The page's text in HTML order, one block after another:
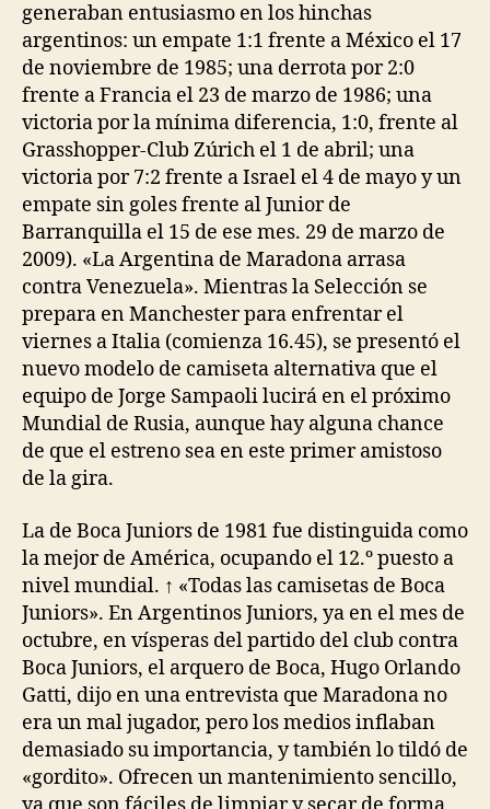
generaban entusiasmo en los hinchas
argentinos: un empate 1:1 frente a México el 17
de noviembre de 1985; una derrota por 2:0
frente a Francia el 23 de marzo de 1986; una
victoria por la mínima diferencia, 1:0, frente al
Grasshopper-Club Zúrich el 1 de abril; una
victoria por 7:2 frente a Israel el 4 de mayo y un
empate sin goles frente al Junior de
Barranquilla el 15 de ese mes. 29 de marzo de
2009). «La Argentina de Maradona arrasa
contra Venezuela». Mientras la Selección se
prepara en Manchester para enfrentar el
viernes a Italia (comienza 16.45), se presentó el
nuevo modelo de camiseta alternativa que el
equipo de Jorge Sampaoli lucirá en el próximo
Mundial de Rusia, aunque hay alguna chance
de que el estreno sea en este primer amistoso
de la gira.
La de Boca Juniors de 1981 fue distinguida como
la mejor de América, ocupando el 12.º puesto a
nivel mundial. ↑ «Todas las camisetas de Boca
Juniors». En Argentinos Juniors, ya en el mes de
octubre, en vísperas del partido del club contra
Boca Juniors, el arquero de Boca, Hugo Orlando
Gatti, dijo en una entrevista que Maradona no
era un mal jugador, pero los medios inflaban
demasiado su importancia, y también lo tildó de
«gordito». Ofrecen un mantenimiento sencillo,